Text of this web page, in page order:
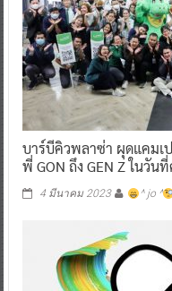
บาร์บีคิวพลาซ่า ผุดแคมเ
พี่ GON ถึง GEN Z ในวัน
4 มีนาคม 2023 ^ jo ^